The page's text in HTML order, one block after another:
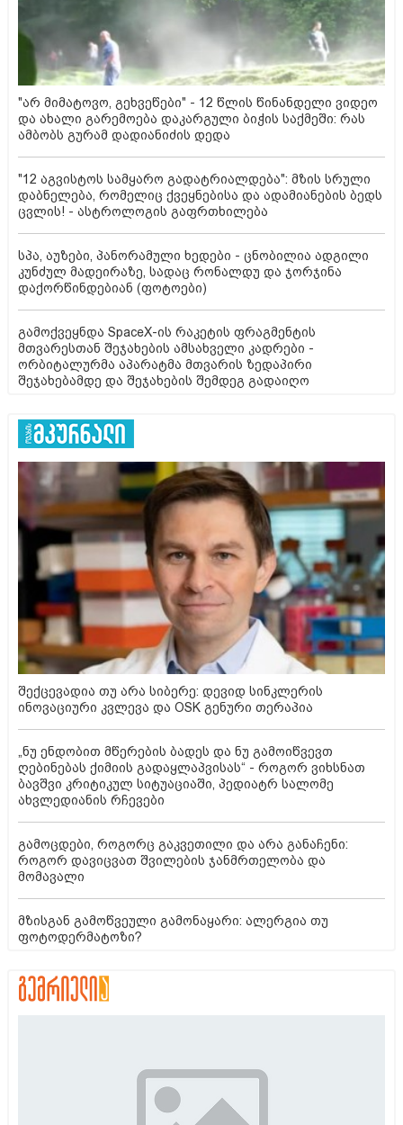
"არ მიმატოვო, გეხვეწები" - 12 წლის წინანდელი ვიდეო
და ახალი გარემოება დაკარგული ბიჭის საქმეში: რას
ამბობს გურამ დადიანიძის დედა
"12 აგვისტოს სამყარო გადატრიალდება": მზის სრული
დაბნელება, რომელიც ქვეყნებისა და ადამიანების ბედს
ცვლის! - ასტროლოგის გაფრთხილება
სპა, აუზები, პანორამული ხედები - ცნობილია ადგილი
კუნძულ მადეირაზე, სადაც რონალდუ და ჯორჯინა
დაქორწინდებიან (ფოტოები)
გამოქვეყნდა SpaceX-ის რაკეტის ფრაგმენტის
მთვარესთან შეჯახების ამსახველი კადრები -
ორბიტალურმა აპარატმა მთვარის ზედაპირი
შეჯახებამდე და შეჯახების შემდეგ გადაიღო
შექცევადია თუ არა სიბერე: დევიდ სინკლერის
ინოვაციური კვლევა და OSK გენური თერაპია
„ნუ ენდობით მწერების ბადეს და ნუ გამოიწვევთ
ღებინებას ქიმიის გადაყლაპვისას“ - როგორ ვიხსნათ
ბავშვი კრიტიკულ სიტუაციაში, პედიატრ სალომე
ახვლედიანის რჩევები
გამოცდები, როგორც გაკვეთილი და არა განაჩენი:
როგორ დავიცვათ შვილების ჯანმრთელობა და
მომავალი
მზისგან გამოწვეული გამონაყარი: ალერგია თუ
ფოტოდერმატოზი?